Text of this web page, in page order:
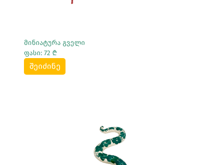
მინიატურა გველი
ფასი: 72 ₾
შეიძინე